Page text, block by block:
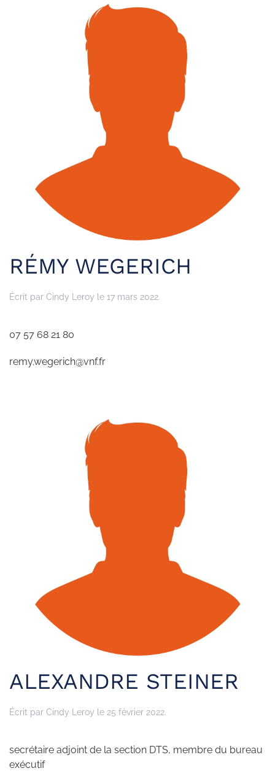
RÉMY WEGERICH
Écrit par Cindy Leroy le 17 mars 2022.
07 57 68 21 80
remy.wegerich@vnf.fr
ALEXANDRE STEINER
Écrit par Cindy Leroy le 25 février 2022.
secrétaire adjoint de la section DTS, membre du bureau
exécutif